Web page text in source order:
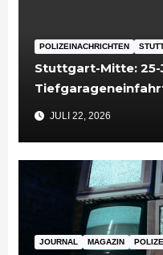
POLIZEINACHRICHTEN
Stuttgart-Mitte: 25-
verletzt
JULI 22, 2026
JOURNAL MAGAZIN